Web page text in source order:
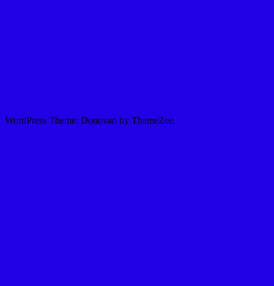
WordPress Theme: Donovan by ThemeZee.